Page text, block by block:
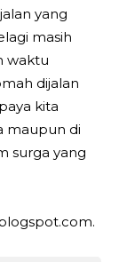
yang
masih
waktu
dijalan
kita
maupun di
surga yang